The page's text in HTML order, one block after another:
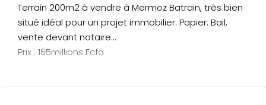
Terrain 200m2 à vendre à Mermoz Batrain, très bien
situé idéal pour un projet immobilier. Papier: Bail,
vente devant notaire…
Prix : 165millions Fcfa